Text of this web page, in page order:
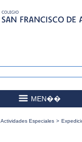
MEN��
Actividades Especiales >